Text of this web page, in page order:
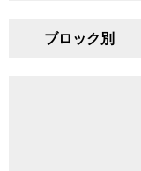
ブロック別